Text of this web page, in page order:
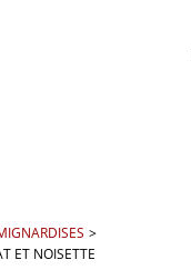
>
ET NOISETTE